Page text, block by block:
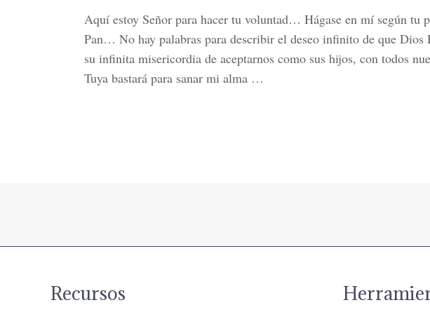
Aquí estoy Señor para hacer tu voluntad… Hágase en mí según
Pan… No hay palabras para describir el deseo infinito de que
su infinita misericordia de aceptarnos como sus hijos, con todos
Tuya bastará para sanar mi alma …
Recursos